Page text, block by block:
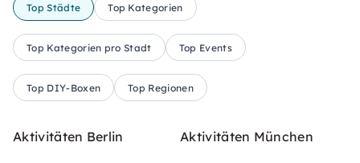
Top Städte Top Kategorien
Top Kategorien pro Stadt Top Events
Top DIY-Boxen Top Regionen
Aktivitäten Berlin Aktivitäten München